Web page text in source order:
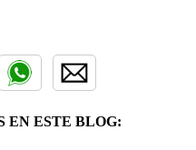
EN ESTE BLOG: